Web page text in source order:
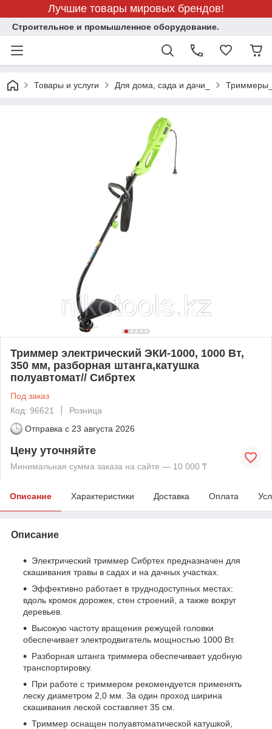
Лучшие товары мировых брендов!
Строительное и промышленное оборудование.
Товары и услуги Для дома, сада и дачи_
Триммер электрический ЭКИ-1000, 1000 Вт,
350 мм, разборная штанга,катушка
полуавтомат// Сибртех
Под заказ
Код: 96621
Розница
Отправка с 23 августа 2026
Цену уточняйте
Минимальная сумма заказа на сайте — 10 000 ₸
Описание Характеристики Доставка Оплата
Описание
Электрический триммер Сибртех предназначен для
скашивания травы в садах и на дачных участках.
Эффективно работает в труднодоступных местах:
вдоль кромок дорожек, стен строений, а также вокруг
деревьев.
Высокую частоту вращения режущей головки
обеспечивает электродвигатель мощностью 1000 Вт.
Разборная штанга триммера обеспечивает удобную
транспортировку.
При работе с триммером рекомендуется применять
леску диаметром 2,0 мм. За один проход ширина
скашивания леской составляет 35 см.
Триммер оснащен полуавтоматической катушкой,